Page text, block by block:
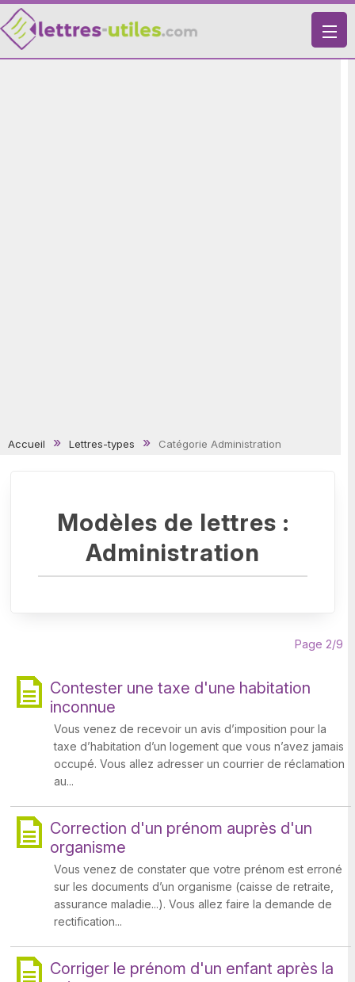
X
Accueil Lettres-types Catégorie Administration
Modèles de lettres :
Administration
Page 2/9
Contester une taxe d'une habitation
inconnue
Vous venez de recevoir un avis d’imposition pour la
taxe d’habitation d’un logement que vous n’avez jamais
occupé. Vous allez adresser un courrier de réclamation
au...
Correction d'un prénom auprès d'un
organisme
Vous venez de constater que votre prénom est erroné
sur les documents d’un organisme (caisse de retraite,
assurance maladie...). Vous allez faire la demande de
rectification...
Corriger le prénom d'un enfant après la